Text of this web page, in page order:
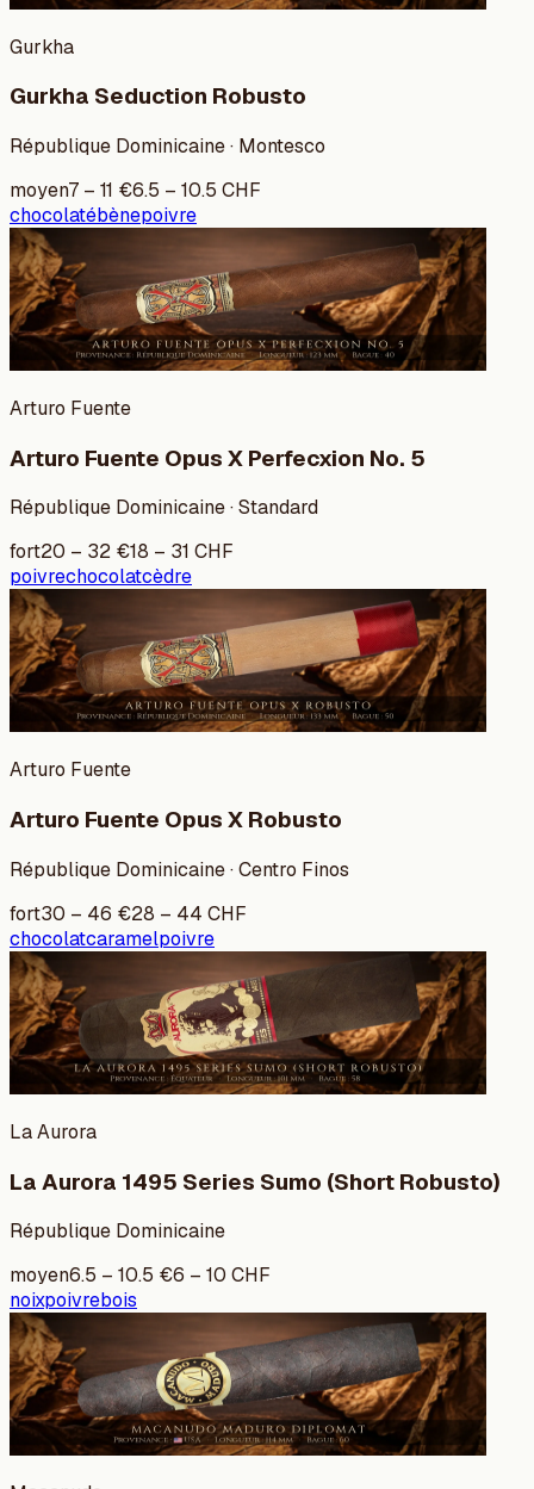
Gurkha
Gurkha Seduction Robusto
République Dominicaine · Montesco
moyen7 – 11 €6.5 – 10.5 CHF
chocolatébènepoivre
Arturo Fuente
Arturo Fuente Opus X Perfecxion No. 5
République Dominicaine · Standard
fort20 – 32 €18 – 31 CHF
poivrechocolatcèdre
Arturo Fuente
Arturo Fuente Opus X Robusto
République Dominicaine · Centro Finos
fort30 – 46 €28 – 44 CHF
chocolatcaramelpoivre
La Aurora
La Aurora 1495 Series Sumo (Short Robusto)
République Dominicaine
moyen6.5 – 10.5 €6 – 10 CHF
noixpoivrebois